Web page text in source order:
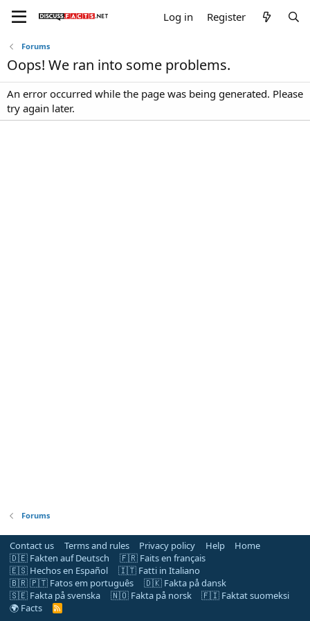
Log in Register
Forums
Oops! We ran into some problems.
An error occurred while the page was being generated. Please
try again later.
Forums
Contact us Terms and rules Privacy policy Help
Home
🇩🇪 Fakten auf Deutsch
🇫🇷 Faits en français
🇪🇸 Hechos en Español
🇮🇹 Fatti in Italiano
🇧🇷 🇵🇹 Fatos em português
🇩🇰 Fakta på dansk
🇸🇪 Fakta på svenska
🇳🇴 Fakta på norsk
🇫🇮 Faktat suomeksi
🌍 Facts
R